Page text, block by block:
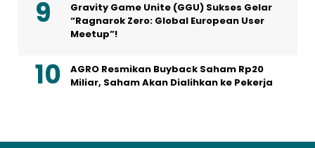
Gravity Game Unite (GGU) Sukses Gelar
“Ragnarok Zero: Global European User
Meetup”!
AGRO Resmikan Buyback Saham Rp20
Miliar, Saham Akan Dialihkan ke Pekerja